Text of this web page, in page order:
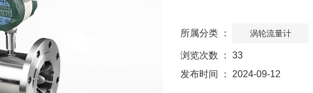
所属分类 ： 涡轮流量计
浏览次数 ： 33
发布时间 ： 2024-09-12